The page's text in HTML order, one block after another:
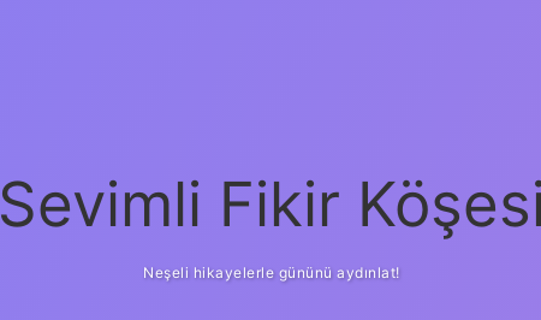
Sevimli Fikir
Neşeli hikayelerle gününü aydınlat!